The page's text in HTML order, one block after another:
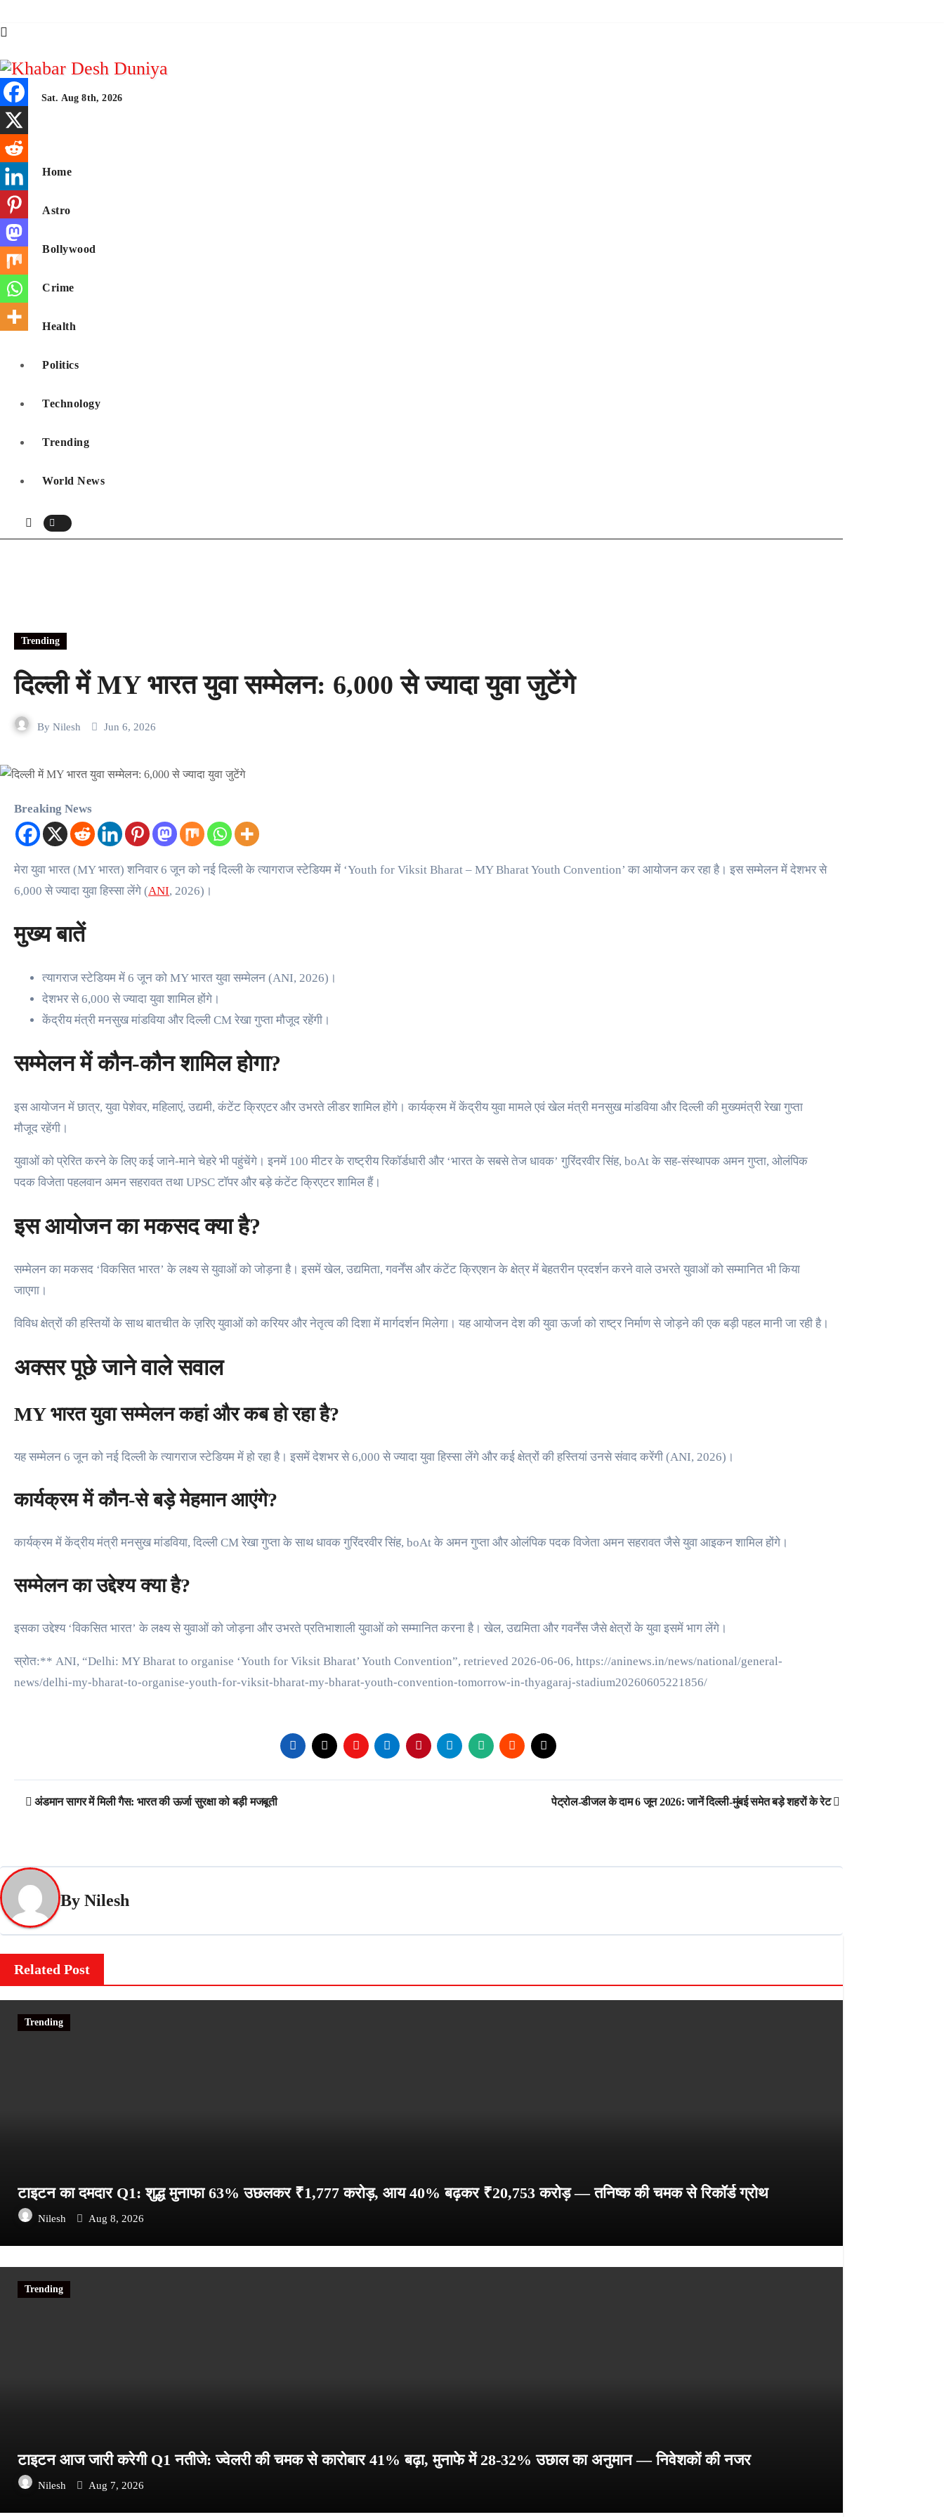
to
Sat. Aug 8th, 2026
Home
Astro
Bollywood
Crime
Health
Politics
Technology
Trending
World News
Trending
दिल्ली में MY भारत युवा सम्मेलन: 6,000 से ज्यादा युवा जुटेंगे
By Nilesh Jun 6, 2026
Breaking News
मेरा युवा भारत (MY भारत) शनिवार 6 जून को नई दिल्ली के त्यागराज स्टेडियम में ‘Youth for Viksit Bharat – MY Bharat Youth Convention’ का आयोजन कर रहा है। इस सम्मेलन में देशभर से
6,000 से ज्यादा युवा हिस्सा लेंगे (ANI, 2026)।
मुख्य बातें
त्यागराज स्टेडियम में 6 जून को MY भारत युवा सम्मेलन (ANI, 2026)।
देशभर से 6,000 से ज्यादा युवा शामिल होंगे।
केंद्रीय मंत्री मनसुख मांडविया और दिल्ली CM रेखा गुप्ता मौजूद रहेंगी।
सम्मेलन में कौन-कौन शामिल होगा?
इस आयोजन में छात्र, युवा पेशेवर, महिलाएं, उद्यमी, कंटेंट क्रिएटर और उभरते लीडर शामिल होंगे। कार्यक्रम में केंद्रीय युवा मामले एवं खेल मंत्री मनसुख मांडविया और दिल्ली की मुख्यमंत्री रेखा गुप्ता
मौजूद रहेंगी।
युवाओं को प्रेरित करने के लिए कई जाने-माने चेहरे भी पहुंचेंगे। इनमें 100 मीटर के राष्ट्रीय रिकॉर्डधारी और ‘भारत के सबसे तेज धावक’ गुरिंदरवीर सिंह, boAt के सह-संस्थापक अमन गुप्ता, ओलंपिक
पदक विजेता पहलवान अमन सहरावत तथा UPSC टॉपर और बड़े कंटेंट क्रिएटर शामिल हैं।
इस आयोजन का मकसद क्या है?
सम्मेलन का मकसद ‘विकसित भारत’ के लक्ष्य से युवाओं को जोड़ना है। इसमें खेल, उद्यमिता, गवर्नेंस और कंटेंट क्रिएशन के क्षेत्र में बेहतरीन प्रदर्शन करने वाले उभरते युवाओं को सम्मानित भी किया
जाएगा।
विविध क्षेत्रों की हस्तियों के साथ बातचीत के ज़रिए युवाओं को करियर और नेतृत्व की दिशा में मार्गदर्शन मिलेगा। यह आयोजन देश की युवा ऊर्जा को राष्ट्र निर्माण से जोड़ने की एक बड़ी पहल मानी जा रही है।
अक्सर पूछे जाने वाले सवाल
MY भारत युवा सम्मेलन कहां और कब हो रहा है?
यह सम्मेलन 6 जून को नई दिल्ली के त्यागराज स्टेडियम में हो रहा है। इसमें देशभर से 6,000 से ज्यादा युवा हिस्सा लेंगे और कई क्षेत्रों की हस्तियां उनसे संवाद करेंगी (ANI, 2026)।
कार्यक्रम में कौन-से बड़े मेहमान आएंगे?
कार्यक्रम में केंद्रीय मंत्री मनसुख मांडविया, दिल्ली CM रेखा गुप्ता के साथ धावक गुरिंदरवीर सिंह, boAt के अमन गुप्ता और ओलंपिक पदक विजेता अमन सहरावत जैसे युवा आइकन शामिल होंगे।
सम्मेलन का उद्देश्य क्या है?
इसका उद्देश्य ‘विकसित भारत’ के लक्ष्य से युवाओं को जोड़ना और उभरते प्रतिभाशाली युवाओं को सम्मानित करना है। खेल, उद्यमिता और गवर्नेंस जैसे क्षेत्रों के युवा इसमें भाग लेंगे।
स्रोत:** ANI, “Delhi: MY Bharat to organise ‘Youth for Viksit Bharat’ Youth Convention”, retrieved 2026-06-06, https://aninews.in/news/national/general-
news/delhi-my-bharat-to-organise-youth-for-viksit-bharat-my-bharat-youth-convention-tomorrow-in-thyagaraj-stadium20260605221856/
Post
अंडमान सागर में मिली गैस: भारत की ऊर्जा सुरक्षा को बड़ी मजबूती पेट्रोल-डीजल के दाम 6 जून 2026: जानें दिल्ली-मुंबई समेत बड़े शहरों के रेट
By Nilesh
Related Post
Trending
टाइटन का दमदार Q1: शुद्ध मुनाफा 63% उछलकर ₹1,777 करोड़, आय 40% बढ़कर ₹20,753 करोड़ — तनिष्क की चमक से रिकॉर्ड ग्रोथ
Nilesh Aug 8, 2026
Trending
टाइटन आज जारी करेगी Q1 नतीजे: ज्वेलरी की चमक से कारोबार 41% बढ़ा, मुनाफे में 28-32% उछाल का अनुमान — निवेशकों की नजर
Nilesh Aug 7, 2026